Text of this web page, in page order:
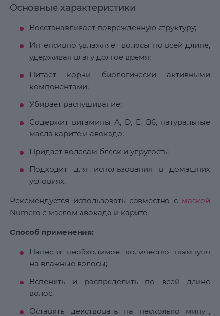
Основные характеристики
Восстанавливает поврежденную структуру;
Интенсивно увлажняет волосы по всей длине,
удерживая влагу долгое время;
Питает корни биологически активными
компонентами;
Убирает распушивание;
Содержит витамины А, D, E, B6, натуральные
масла карите и авокадо;
Придаёт волосам блеск и упругость;
Подходит для использования в домашних
условиях.
Рекомендуется использовать совместно с маской
Numero с маслом авокадо и карите.
Способ применения:
Нанести необходимое количество шампуня
на влажные волосы;
Вспенить и распределить по всей длине
волос.
Оставить действовать на несколько минут,